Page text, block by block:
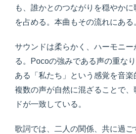
も、誰かとのつながりを穏やか
を占める。本曲もその流れにある
サウンドは柔らかく、ハーモニ
る。Pocoの強みである声の重な
ある「私たち」という感覚を音楽
複数の声が自然に混ざることで
ドが一致している。
歌詞では、二人の関係、共に過ご